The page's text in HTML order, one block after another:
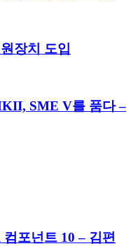
장치 도입
SME V를 품다 –
포넌트 10 – 김편